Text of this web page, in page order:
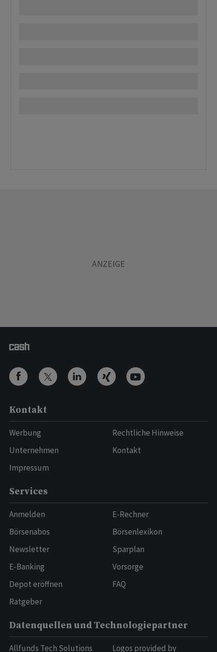
Kontakt
Werbung
Unternehmen
Impressum
Rechtliche Hinweise
Kontakt
Services
Anmelden
Börsenabos
Newsletter
E-Banking
Depot eröffnen
Ratgeber
E-Rechner
Börsenlexikon
Sparplan
Vorsorge
FAQ
Datenquellen und Technologiepartner
Allfunds Tech Solutions Logos provided by